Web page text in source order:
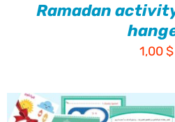
Ramadan
1,00$